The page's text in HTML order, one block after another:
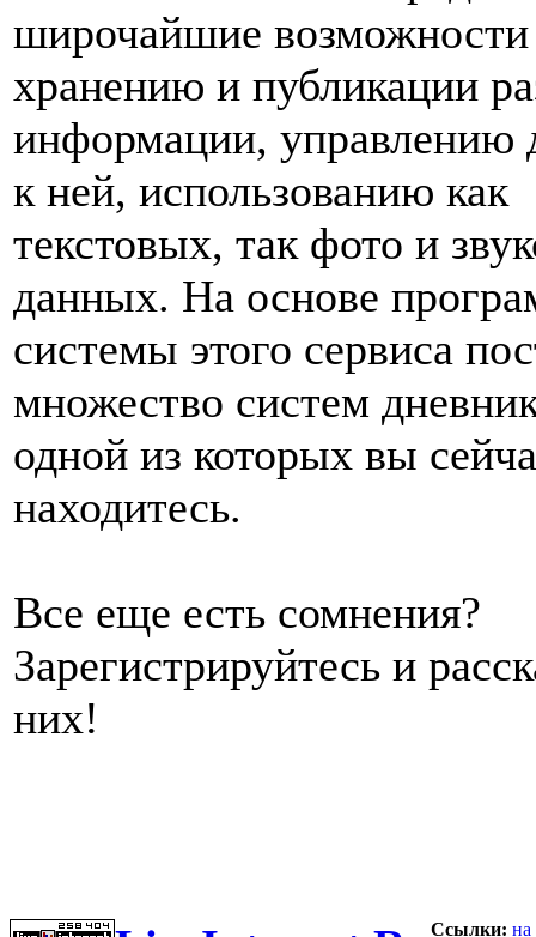
широчайшие
хранению и публикации
информации, управлению
к ней, использованию как
текстовых, так фото и
данных. На основе
системы этого сервиса
множество систем
одной из которых вы
находитесь.
Все еще есть сомнения?
Зарегистрируйтесь и
них!
Ссылки: на